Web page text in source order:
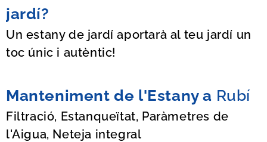
jardí?
Un estany de jardí aportarà al teu jardí un
toc únic i autèntic!
Manteniment de l'Estany a Rubí
Filtració, Estanqueïtat, Paràmetres de
l'Aigua, Neteja integral